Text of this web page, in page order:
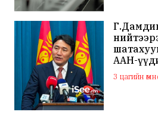
ААН-
3 цагийн өмнө